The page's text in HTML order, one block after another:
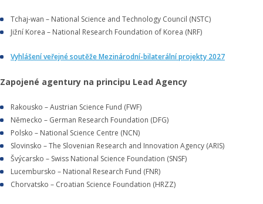
Tchaj-wan – National Science and Technology Council (NSTC)
Jižní Korea – National Research Foundation of Korea (NRF)
Vyhlášení veřejné soutěže Mezinárodní-bilaterální projekty 2027
Zapojené agentury na principu Lead Agency
Rakousko – Austrian Science Fund (FWF)
Německo – German Research Foundation (DFG)
Polsko – National Science Centre (NCN)
Slovinsko – The Slovenian Research and Innovation Agency (ARIS)
Švýcarsko – Swiss National Science Foundation (SNSF)
Lucembursko – National Research Fund (FNR)
Chorvatsko – Croatian Science Foundation (HRZZ)